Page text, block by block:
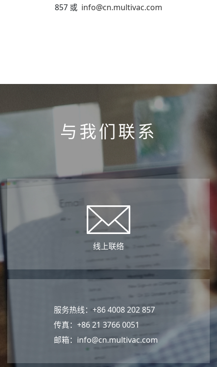
857 或 info@cn.multivac.com
与我们联系
线上联络
服务热线：+86 4008 202 857
传真：+86 21 3766 0051
邮箱： info@cn.multivac.com